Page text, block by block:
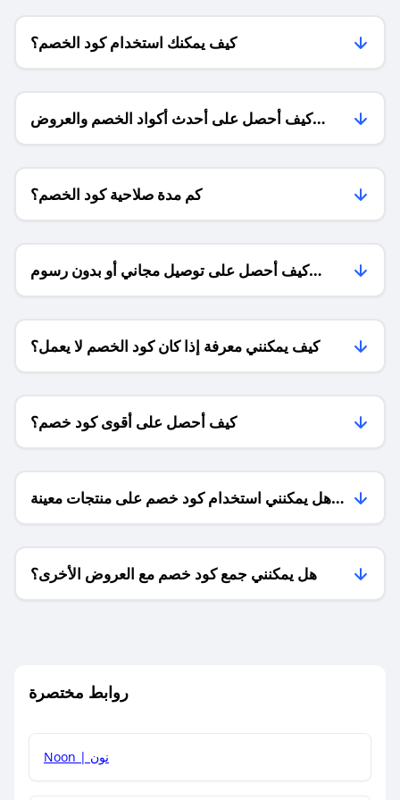
كيف يمكنك استخدام كود الخصم؟
كيف أحصل على أحدث أكواد الخصم والعروض
للمتاجر؟
كم مدة صلاحية كود الخصم؟
كيف أحصل على توصيل مجاني أو بدون رسوم
الشحن ؟
كيف يمكنني معرفة إذا كان كود الخصم لا يعمل؟
كيف أحصل على أقوى كود خصم؟
هل يمكنني استخدام كود خصم على منتجات معينة
فقط؟
هل يمكنني جمع كود خصم مع العروض الأخرى؟
روابط مختصرة
Noon | نون